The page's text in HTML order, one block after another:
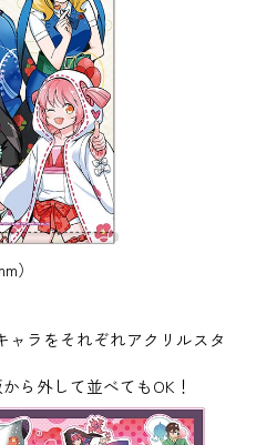
）
ャラをそれぞれアクリルスタ
ら外して並べてもOK！